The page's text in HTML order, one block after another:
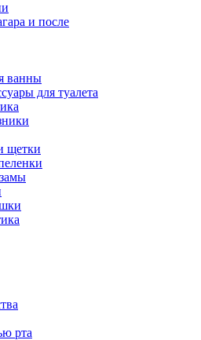
и после
ванны
для туалета
щетки
рта